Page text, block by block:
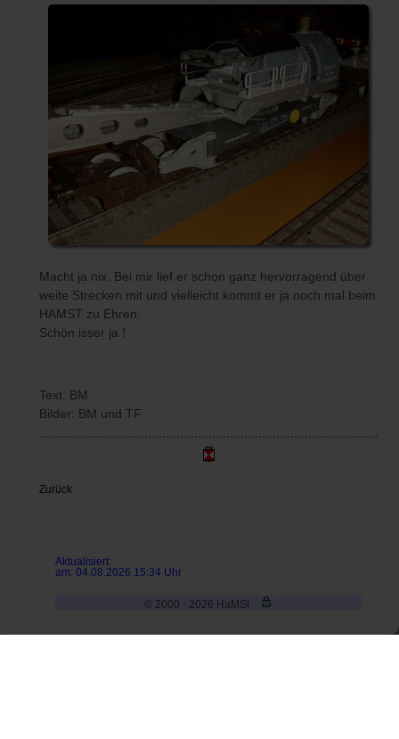
Macht ja nix. Bei mir lief er schon ganz hervorragend über
weite Strecken mit und vielleicht kommt er ja noch mal beim
HAMST zu Ehren.
Schön isser ja !
Text: BM
Bilder: BM und TF
Zurück
Aktualisiert:
am: 04.08.2026 15:34 Uhr
© 2000 - 2026 HaMSt